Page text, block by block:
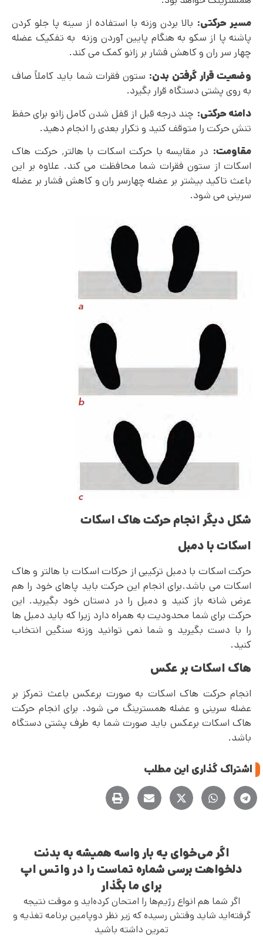
مسیر حرکتی: بالا بردن وزنه با استفاده از سینه پا جلو کردن
پاشنه پا از سکو به هنگام پایین آوردن وزنه به تفکیک عضله
چهار سر ران و کاهش فشار بر زانو کمک می کند.
وضعیت قرار گرفتن بدن: ستون فقرات شما باید کاملاً صاف
به روی پشتی دستگاه قرار بگیرد.
دامنه حرکتی: چند درجه قبل از قفل شدن کامل زانو برای حفظ
تنش حرکت را متوقف کنید و تکرار بعدی را انجام دهید.
مقاومت:
در مقایسه با حرکت اسکات با هالتر٬ حرکت هاک
اسکات از ستون فقرات شما محافظت می‌ کند. علاوه بر این
باعث تاکید بیشتر بر عضله چهارسر ران و کاهش فشار بر عضله
سرینی می شود.
شکل دیگر انجام حرکت هاک اسکات
اسکات با دمبل
حرکت اسکات با دمبل ترکیبی از حرکات اسکات با هالتر و هاک
اسکات می باشد.برای انجام این حرکت باید پاهای خود را هم
عرض شانه باز کنید و دمبل را در دستان خود بگیرید. این
حرکت برای شما محدودیت به همراه دارد زیرا که باید دمبل ها
را با دست بگیرید و شما نمی توانید وزنه سنگین انتخاب
کنید.
هاک اسکات بر عکس
انجام حرکت هاک اسکات به صورت برعکس باعث تمرکز بر
عضله سرینی و عضله همسترینگ می شود. برای انجام حرکت
هاک اسکات برعکس باید صورت شما به طرف پشتی دستگاه
باشد.
اشتراک گذاری این مطلب
اگر می‌خوای یه بار واسه همیشه به بدنت
دلخواهت برسی شماره تماست را در واتس اپ
برای ما بگذار
اگر شما هم انواع رژیم‌ها را امتحان کرده‌اید و موقت نتیجه
گرفته‌اید شاید وقتش رسیده که زیر نظر دوپامین برنامه تغذیه و
تمرین داشته باشید